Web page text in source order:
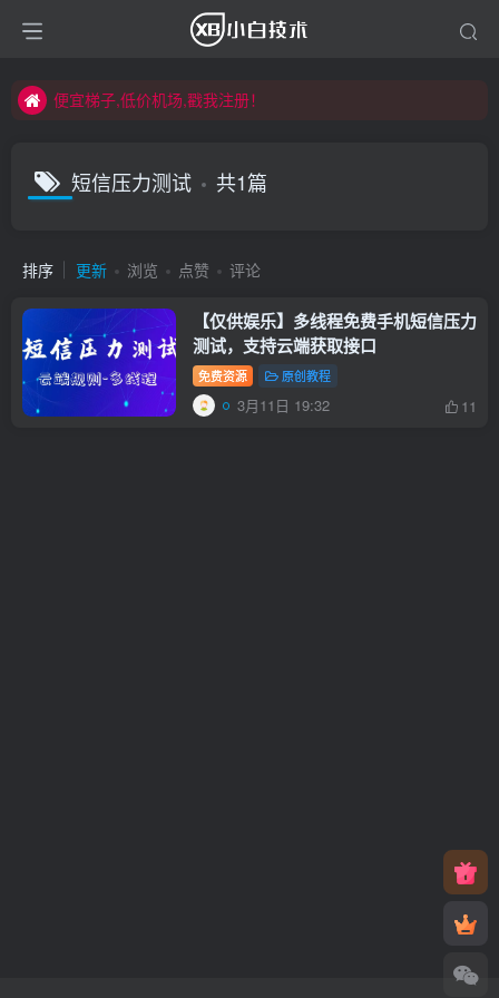
便宜梯子,低价机场,戳我注册！
便宜梯子,低价机场,戳我注册！
短信压力测试 共1篇
排序 更新 浏览 点赞 评论
【仅供娱乐】多线程免费手机短信压力
测试，支持云端获取接口
免费资源 原创教程
3月11日 19:32 11